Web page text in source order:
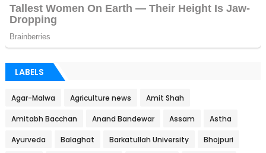
LABELS
Agar-Malwa Agriculture news Amit Shah
Amitabh Bacchan Anand Bandewar Assam Astha
Ayurveda Balaghat Barkatullah University Bhojpuri